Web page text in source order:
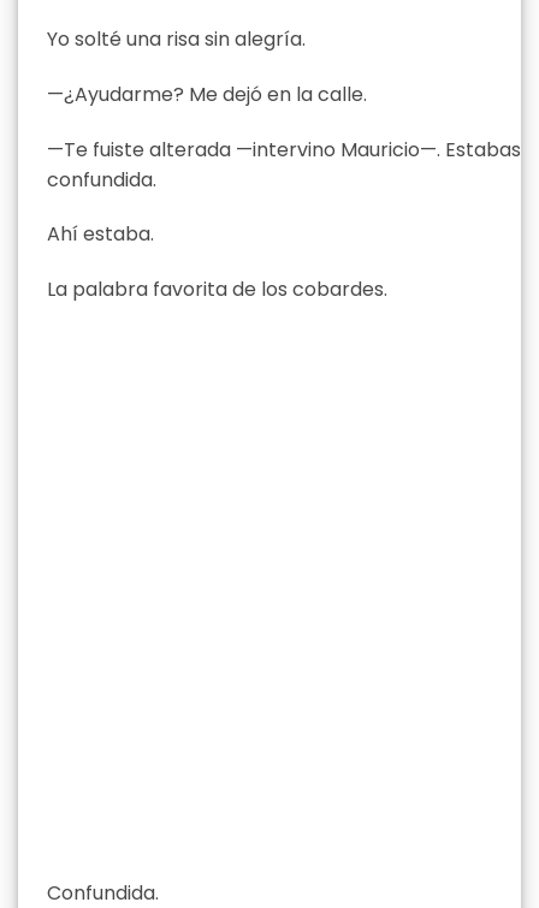
Yo solté una risa sin alegría.
—¿Ayudarme? Me dejó en la calle.
—Te fuiste alterada —intervino Mauricio—. Estabas
confundida.
Ahí estaba.
La palabra favorita de los cobardes.
Confundida.